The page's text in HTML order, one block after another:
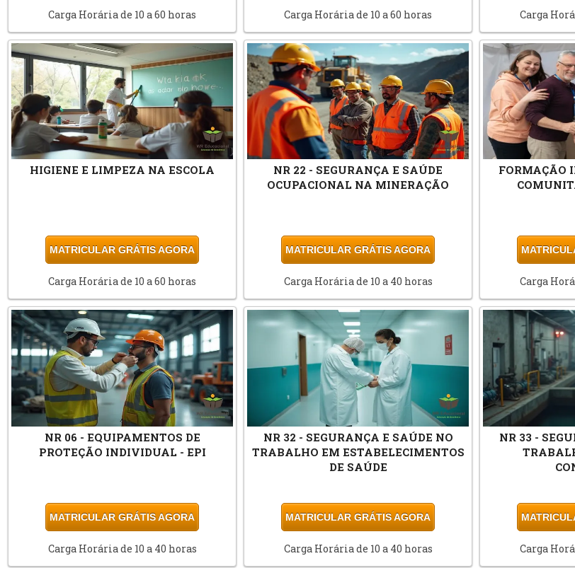
Carga Horária de 10 a 60 horas Carga Horária de 10 a 60 horas Carga
HIGIENE E LIMPEZA NA ESCOLA
MATRICULAR GRÁTIS AGORA
Carga Horária de 10 a 60 horas
NR 22 - SEGURANÇA E SAÚDE
OCUPACIONAL NA MINERAÇÃO
MATRICULAR GRÁTIS AGORA
Carga Horária de 10 a 40 horas
FORMAÇÃO
Carga
NR 06 - EQUIPAMENTOS DE
PROTEÇÃO INDIVIDUAL - EPI
MATRICULAR GRÁTIS AGORA
Carga Horária de 10 a 40 horas
NR 32 - SEGURANÇA E SAÚDE NO
TRABALHO EM ESTABELECIMENTOS
DE SAÚDE
MATRICULAR GRÁTIS AGORA
Carga Horária de 10 a 40 horas
NR 33 -
Carga